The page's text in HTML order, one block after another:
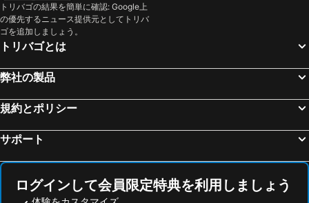
トリバゴの結果を簡単に確認: Google上
の優先するニュース提供元としてトリバ
ゴを追加しましょう。
トリバゴとは
弊社の製品
規約とポリシー
サポート
ログインして会員限定特典を利用しましょう